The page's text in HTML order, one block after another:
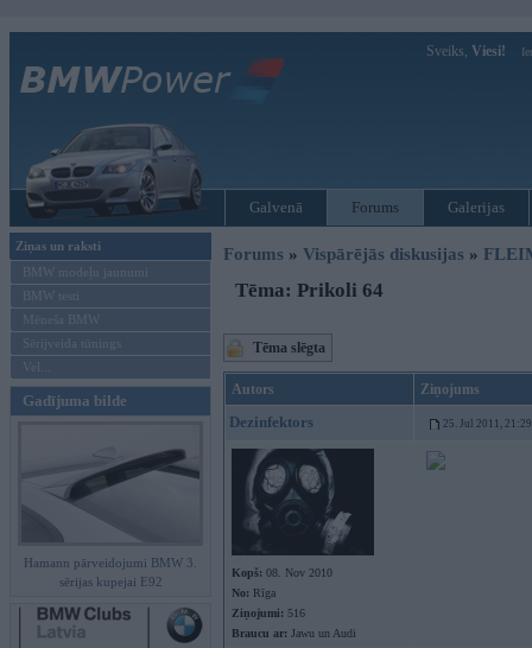
Sveiks, Viesi!
Galvenā Forums Galerijas
Ziņas un raksti
BMW modeļu jaunumi
BMW testi
Mēneša BMW
Sērijveida tūnings
Vel...
Gadījuma bilde
Hamann pārveidojumi BMW 3.
sērijas kupejai E92
Forums » Vispārējās diskusijas »
Tēma: Prikoli 64
Tēma slēgta
Autors Ziņojums
Dezinfektors 25. Jul 2011, 21:29
Kopš: 08. Nov 2010
No: Rīga
Ziņojumi: 516
Braucu ar: Jawu un Audi